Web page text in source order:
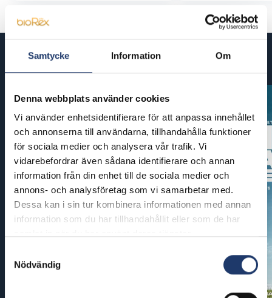
Samtycke Information Om
Denna webbplats använder cookies
Vi använder enhetsidentifierare för att anpassa innehållet
och annonserna till användarna, tillhandahålla funktioner
för sociala medier och analysera vår trafik. Vi
vidarebefordrar även sådana identifierare och annan
information från din enhet till de sociala medier och
annons- och analysföretag som vi samarbetar med.
Dessa kan i sin tur kombinera informationen med annan
information som du har tillhandahållit eller som de har
Nödvändig
Kommande filmer